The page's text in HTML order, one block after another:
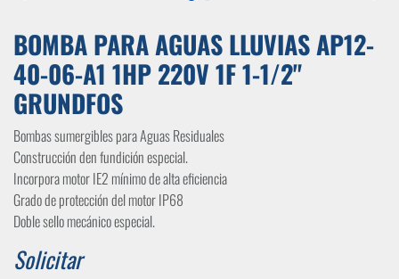
BOMBA PARA AGUAS LLUVIAS AP12-
40-06-A1 1HP 220V 1F 1-1/2"
GRUNDFOS
Bombas sumergibles para Aguas Residuales
Construcción den fundición especial.
Incorpora motor IE2 mínimo de alta eficiencia
Grado de protección del motor IP68
Doble sello mecánico especial.
Solicitar